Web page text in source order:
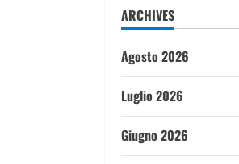
ARCHIVES
Agosto 2026
Luglio 2026
Giugno 2026